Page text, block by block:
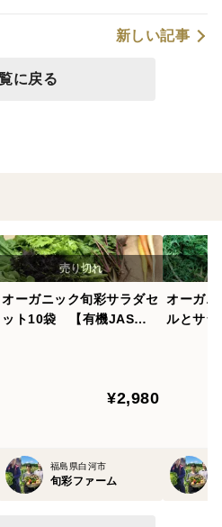
新しい記事
に戻る
オーガニック旬彩サラダセ
ット10袋 【有機JAS認
¥2,980
福島県白河市
旬彩ファーム
オーガニ
ルとサ